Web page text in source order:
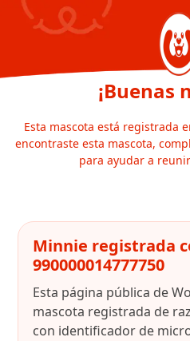
¡Buenas
Esta mascota está registrada
encontraste esta mascota,
para ayudar a
Minnie registrada
990000014777750
Esta página pública de
mascota registrada de
con identificador de